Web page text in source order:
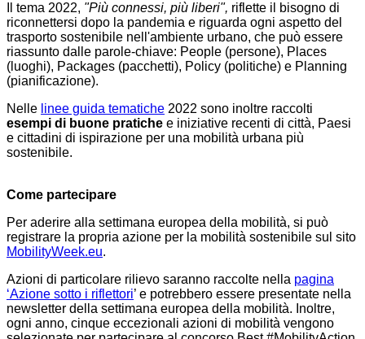
Il tema 2022, "Più connessi, più liberi", riflette il bisogno di
riconnettersi dopo la pandemia e riguarda ogni aspetto del
trasporto sostenibile nell'ambiente urbano, che può essere
riassunto dalle parole-chiave: People (persone), Places
(luoghi), Packages (pacchetti), Policy (politiche) e Planning
(pianificazione).
Nelle linee guida tematiche 2022 sono inoltre raccolti
esempi di buone pratiche e iniziative recenti di città, Paesi
e cittadini di ispirazione per una mobilità urbana più
sostenibile.
Come partecipare
Per aderire alla settimana europea della mobilità, si può
registrare la propria azione per la mobilità sostenibile sul sito
MobilityWeek.eu.
Azioni di particolare rilievo saranno raccolte nella pagina
‘Azione sotto i riflettori’ e potrebbero essere presentate nella
newsletter della settimana europea della mobilità. Inoltre,
ogni anno, cinque eccezionali azioni di mobilità vengono